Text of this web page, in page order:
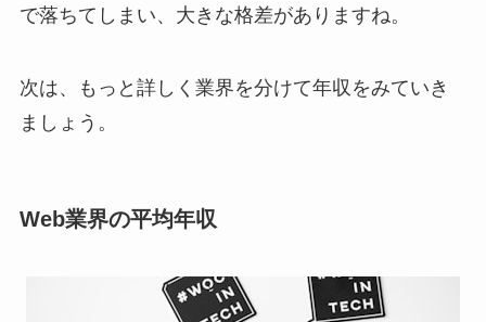
で落ちてしまい、大きな格差がありますね。
次は、もっと詳しく業界を分けて年収をみていき
ましょう。
Web業界の平均年収